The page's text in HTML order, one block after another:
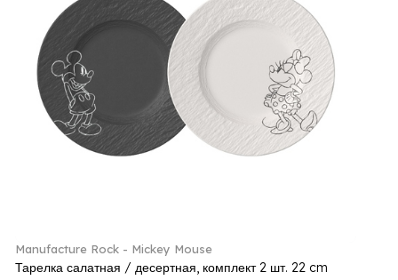
Manufacture Rock - Mickey Mouse
Тарелка салатная / десертная, комплект 2 шт. 22 cm